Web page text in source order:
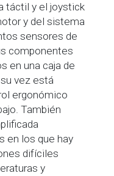
táctil y el joystick
y del sistema
sensores de
componentes
en una caja de
vez está
ergonómico
También
en los que hay
difíciles
y